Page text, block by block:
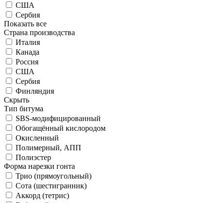
США
Сербия
Показать все
Страна производства
Италия
Канада
Россия
США
Сербия
Финляндия
Скрыть
Тип битума
SBS-модифицированный
Обогащённый кислородом
Окисленный
Полимерный, АПП
Полиэстер
Форма нарезки гонта
Трио (прямоугольный)
Сота (шестигранник)
Аккорд (тетрис)